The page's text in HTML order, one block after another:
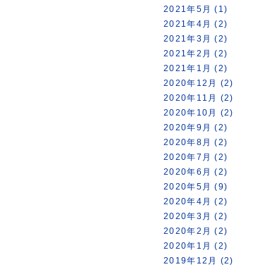
2021年5月 (1)
2021年4月 (2)
2021年3月 (2)
2021年2月 (2)
2021年1月 (2)
2020年12月 (2)
2020年11月 (2)
2020年10月 (2)
2020年9月 (2)
2020年8月 (2)
2020年7月 (2)
2020年6月 (2)
2020年5月 (9)
2020年4月 (2)
2020年3月 (2)
2020年2月 (2)
2020年1月 (2)
2019年12月 (2)